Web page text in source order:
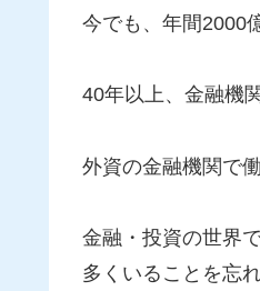
今でも、年間2000
40年以上、金融機
外資の金融機関で
金融・投資の世界
多くいることを忘